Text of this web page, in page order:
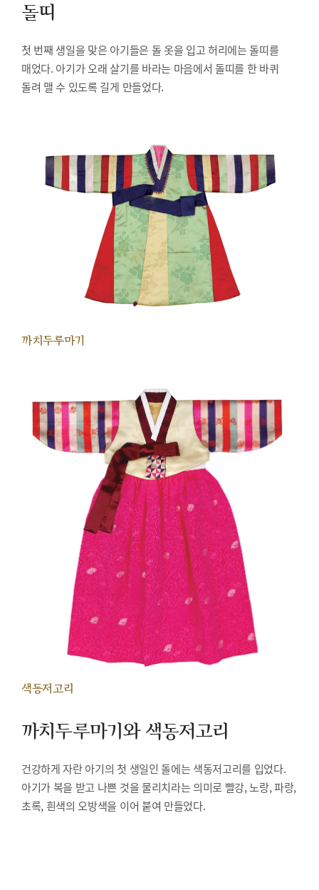
돌띠
첫 번째 생일을 맞은 아기들은 돌 옷을 입고 허리에는 돌띠를
매었다. 아기가 오래 살기를 바라는 마음에서 돌띠를 한 바퀴
돌려 맬 수 있도록 길게 만들었다.
까치두루마기
색동저고리
까치두루마기와 색동저고리
건강하게 자란 아기의 첫 생일인 돌에는 색동저고리를 입었다.
아기가 복을 받고 나쁜 것을 물리치라는 의미로 빨강, 노랑, 파랑,
초록, 흰색의 오방색을 이어 붙여 만들었다.